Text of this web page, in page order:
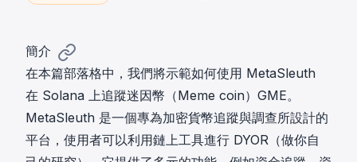
簡介
在本篇部落格中，我們將示範如何使用 MetaSleuth
在 Solana 上追蹤迷因幣（Meme coin）GME。
MetaSleuth 是一個專為加密貨幣追蹤與調查所設計的
平台，使用者可以利用鏈上工具進行 DYOR（做你自